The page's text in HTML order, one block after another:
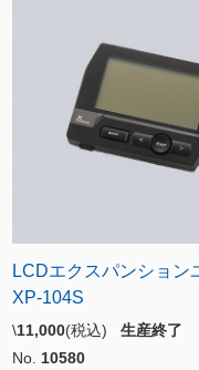
LCDエクスパンション
XP-104S
\11,000(税込) 生産終了
No. 10580